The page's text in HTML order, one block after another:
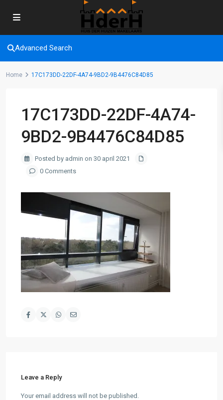
Advanced Search
Home 17C173DD-22DF-4A74-9BD2-9B4476C84D85
17C173DD-22DF-4A74-
9BD2-9B4476C84D85
Posted by admin on 30 april 2021
0 Comments
Leave a Reply
Your email address will not be published.